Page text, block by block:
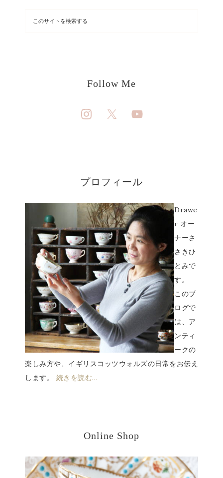
Follow Me
プロフィール
Drawe
r オー
ナーさ
さきひ
とみで
す。
このブ
ログで
は、ア
ンティ
ークの
楽しみ方や、イギリスコッツウォルズの日常をお伝え
します。 続きを読む…
Online Shop